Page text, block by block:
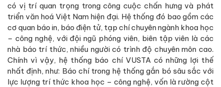
có vị trí quan trọng trong công cuộc chấn hưng và phát
triển văn hoá Việt Nam hiện đại. Hệ thống đó bao gồm các
cơ quan báo in, báo điện tử, tạp chí chuyên ngành khoa học
– công nghệ, với đội ngũ phóng viên, biên tập viên là các
nhà báo trí thức, nhiều người có trình độ chuyên môn cao.
Chính vì vậy, hệ thống báo chí VUSTA có những lợi thế
nhất định, như: Báo chí trong hệ thống gắn bó sâu sắc với
lực lượng trí thức khoa học – công nghệ, vốn là rường cột